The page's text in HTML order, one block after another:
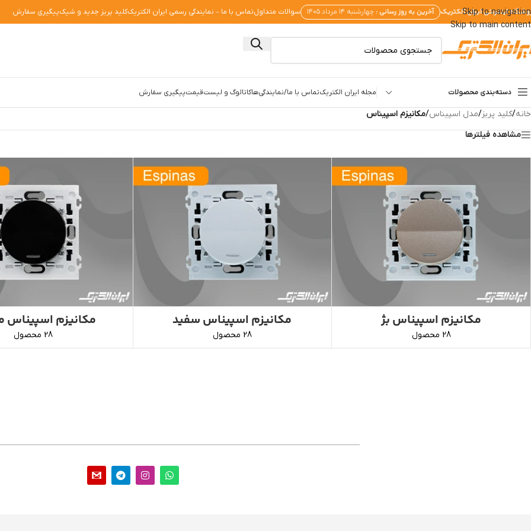
Skip to navigation
Skip to main content
اینترنتی ایران الکتریک آخرین به روز رسانی : چهارشنبه ۱۴ مرداد ۱۴۰۵ سوالات متداولتماس با ما – نمایندگی رسمی ایران الکتریککلید پریز جدید و شیکپیگیری سفارش
دسته‌بندی محصولات مجله ایران الکتریکتماس با ما/نمایندگی‌هاکاتالوگ و لیست‌قیمتپیگیری سفارش
خانه/کلید پریز/مدل اسپیناس/مکانیزم اسپیناس
مشاهده فیلترها
مکانیزم اسپیناس بژ
28 محصول
مکانیزم اسپیناس سفید
28 محصول
مکانیزم
28 محصول